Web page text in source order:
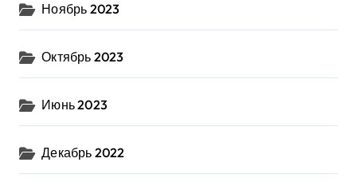
Ноябрь 2023
Октябрь 2023
Июнь 2023
Декабрь 2022